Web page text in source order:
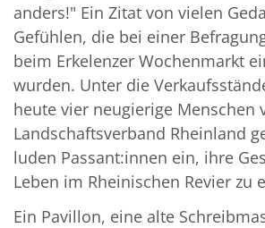
anders!" Ein Zitat von vielen
Gefühlen, die bei einer
beim Erkelenzer Wochenmarkt
wurden. Unter die
heute vier neugierige Menschen
Landschaftsverband Rheinland
luden Passant:innen ein, ihre
Leben im Rheinischen Revier zu
Ein Pavillon, eine alte